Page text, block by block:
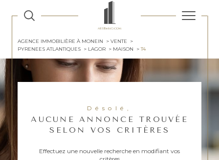
AGENCE IMMOBILIÈRE À MONEIN
VENTE
PYRENEES ATLANTIQUES
LAGOR MAISON T4
Désolé,
AUCUNE ANNONCE TROUVÉE
SELON VOS CRITÈRES
Effectuez une nouvelle recherche en modifiant vos